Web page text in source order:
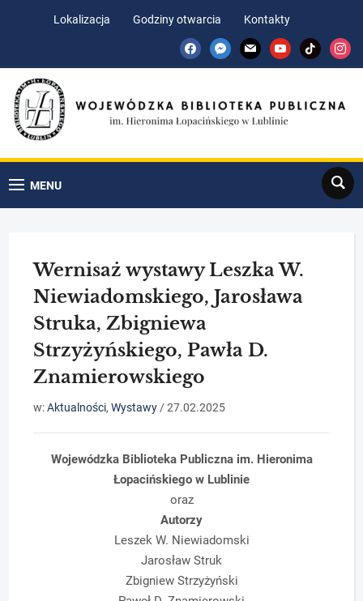
Lokalizacja Godziny otwarcia
Kontakty
facebookmessenger
mail youtubetiktok
MENU
Search
Wernisaż wystawy Leszka W.
Niewiadomskiego, Jarosława
Struka, Zbigniewa
Strzyżyńskiego, Pawła D.
Znamierowskiego
w:Aktualności,Wystawy /27.02.2025
Wojewódzka Biblioteka Publiczna im. Hieronima
Łopacińskiego w Lublinie
oraz
Autorzy
Leszek W. Niewiadomski
Jarosław Struk
Zbigniew Strzyżyński